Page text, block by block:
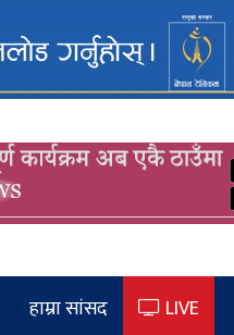
हाम्रा सांसद LIVE